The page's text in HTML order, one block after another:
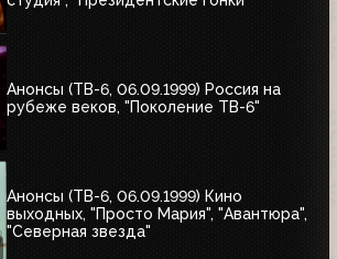
Анонсы (ТВ-6, 06.09.1999) Россия на
рубеже веков, "Поколение ТВ-6"
Анонсы (ТВ-6, 06.09.1999) Кино
выходных, "Просто Мария", "Авантюра",
"Северная звезда"